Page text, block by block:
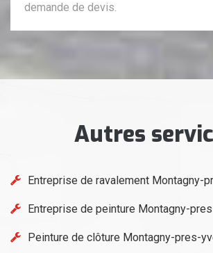
demande de devis.
Autres
Entreprise de ravalement Montagny-
Entreprise de peinture Montagny-
Peinture de clôture Montagny-pres-